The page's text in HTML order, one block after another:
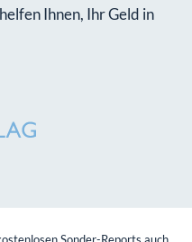
Ihnen, Ihr Geld in